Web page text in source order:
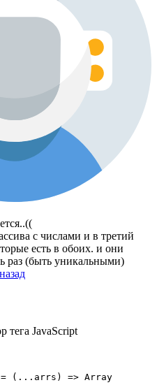
с числами и в третий
есть в обоих. и они
раз (быть уникальными)
тега JavaScript
= (...arrs) => Array